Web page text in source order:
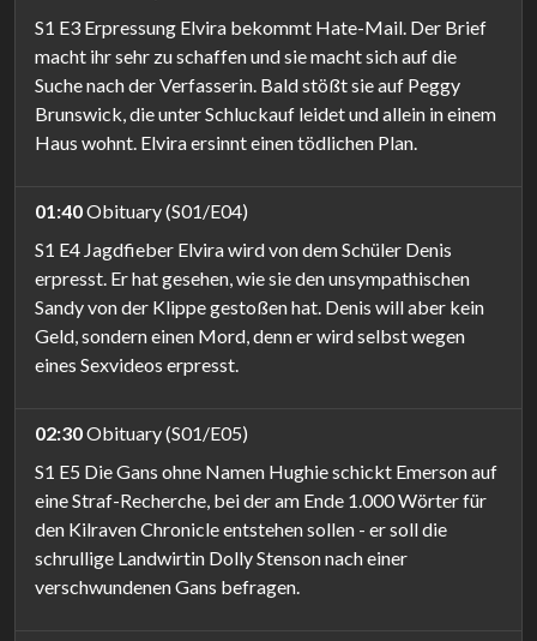
S1 E3 Erpressung Elvira bekommt Hate-Mail. Der Brief
macht ihr sehr zu schaffen und sie macht sich auf die
Suche nach der Verfasserin. Bald stößt sie auf Peggy
Brunswick, die unter Schluckauf leidet und allein in einem
Haus wohnt. Elvira ersinnt einen tödlichen Plan.
01:40Obituary (S01/E04)
S1 E4 Jagdfieber Elvira wird von dem Schüler Denis
erpresst. Er hat gesehen, wie sie den unsympathischen
Sandy von der Klippe gestoßen hat. Denis will aber kein
Geld, sondern einen Mord, denn er wird selbst wegen
eines Sexvideos erpresst.
02:30Obituary (S01/E05)
S1 E5 Die Gans ohne Namen Hughie schickt Emerson auf
eine Straf-Recherche, bei der am Ende 1.000 Wörter für
den Kilraven Chronicle entstehen sollen - er soll die
schrullige Landwirtin Dolly Stenson nach einer
verschwundenen Gans befragen.